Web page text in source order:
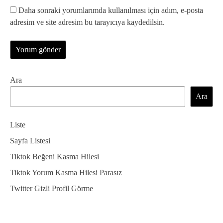
Daha sonraki yorumlarımda kullanılması için adım, e-posta
adresim ve site adresim bu tarayıcıya kaydedilsin.
Ara
Ara
Liste
Sayfa Listesi
Tiktok Beğeni Kasma Hilesi
Tiktok Yorum Kasma Hilesi Parasız
Twitter Gizli Profil Görme